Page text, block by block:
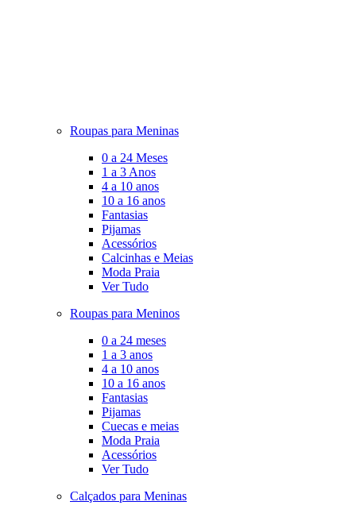
Roupas para Meninas
0 a 24 Meses
1 a 3 Anos
4 a 10 anos
10 a 16 anos
Fantasias
Pijamas
Acessórios
Calcinhas e Meias
Moda Praia
Ver Tudo
Roupas para Meninos
0 a 24 meses
1 a 3 anos
4 a 10 anos
10 a 16 anos
Fantasias
Pijamas
Cuecas e meias
Moda Praia
Acessórios
Ver Tudo
Calçados para Meninas